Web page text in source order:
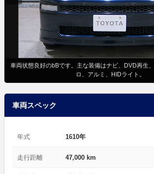
車両状態良好のbBです。主な装備はナビ、DVD再生
ロ、アルミ、HIDライト。
車両スペック
年式 1610年
走行距離 47,000 km